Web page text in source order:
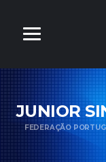
JUNIOR
FEDERAÇÃO